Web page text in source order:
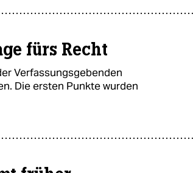
fürs Recht
Verfassungsgebenden
Die ersten Punkte wurden